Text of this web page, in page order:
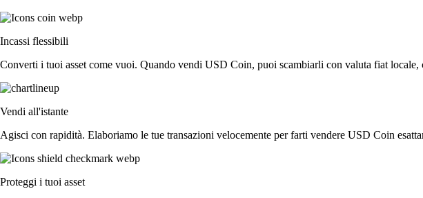
Incassi flessibili
Converti i tuoi asset come vuoi. Quando vendi USD Coin, puoi scambiarli con valuta fiat locale,
Vendi all'istante
Agisci con rapidità. Elaboriamo le tue transazioni velocemente per farti vendere USD Coin
Proteggi i tuoi asset